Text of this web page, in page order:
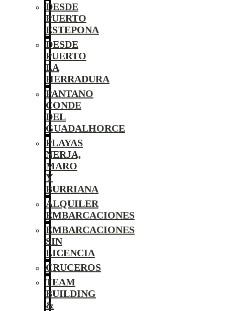
DESDE
PUERTO
ESTEPONA
DESDE
PUERTO
LA
HERRADURA
PANTANO
CONDE
DEL
GUADALHORCE
PLAYAS
NERJA,
MARO
Y
BURRIANA
ALQUILER
EMBARCACIONES
EMBARCACIONES
SIN
LICENCIA
CRUCEROS
TEAM
BUILDING
&